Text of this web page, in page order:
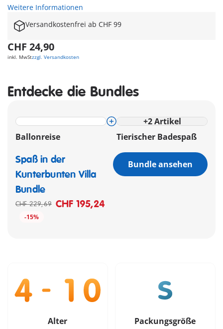
Weitere Informationen
Versandkostenfrei ab CHF 99
CHF 24,90
inkl. MwStzzgl. Versandkosten
Entdecke die Bundles
Ballonreise
+2 Artikel
Tierischer Badespaß
Spaß in der
Kunterbunten Villa
Bundle
CHF 229,69 CHF 195,24
-15%
Bundle ansehen
Alter Packungsgröße